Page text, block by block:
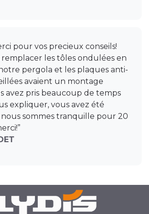
pour vos precieux conseils!
remplacer les tôles ondulées en
pergola et les plaques anti-
avaient un montage
avez pris beaucoup de temps
expliquer, vous avez été
sommes tranquille pour 20